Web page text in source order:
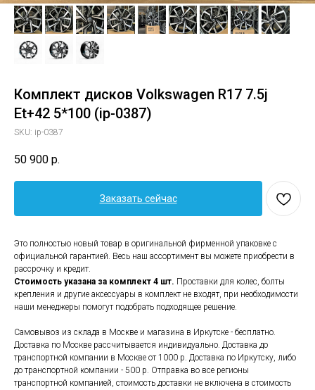
Комплект дисков Volkswagen R17 7.5j
Et+42 5*100 (ip-0387)
SKU: ip-0387
50 900 р.
Заказать сейчас
Это полностью новый товар в оригинальной фирменной упаковке с
официальной гарантией. Весь наш ассортимент вы можете приобрести в
рассрочку и кредит.
Стоимость указана за комплект 4 шт. Проставки для колес, болты
крепления и другие аксессуары в комплект не входят, при необходимости
наши менеджеры помогут подобрать подходящее решение.
Самовывоз из склада в Москве и магазина в Иркутске - бесплатно.
Доставка по Москве рассчитывается индивидуально. Доставка до
транспортной компании в Москве от 1000 р. Доставка по Иркутску, либо
до транспортной компании - 500 р. Отправка во все регионы
транспортной компанией, стоимость доставки не включена в стоимость